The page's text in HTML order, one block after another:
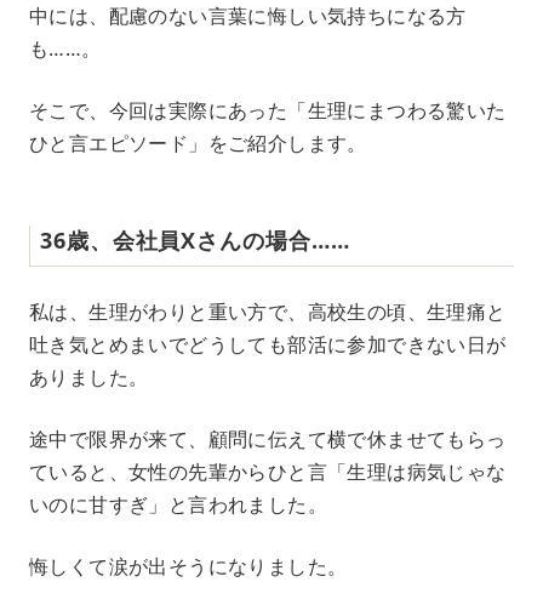
中には、配慮のない言葉に悔しい気持ちになる方
も……。
そこで、今回は実際にあった「生理にまつわる驚いた
ひと言エピソード」をご紹介します。
36歳、会社員Xさんの場合……
私は、生理がわりと重い方で、高校生の頃、生理痛と
吐き気とめまいでどうしても部活に参加できない日が
ありました。
途中で限界が来て、顧問に伝えて横で休ませてもらっ
ていると、女性の先輩からひと言「生理は病気じゃな
いのに甘すぎ」と言われました。
悔しくて涙が出そうになりました。